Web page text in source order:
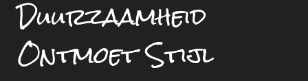
Duurzaamheid
Ontmoet Stijl